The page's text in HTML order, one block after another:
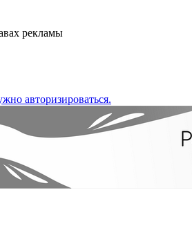
рекламы
авторизироваться.